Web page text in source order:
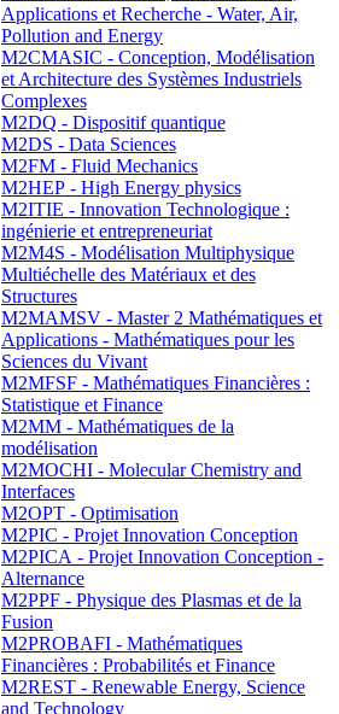
Applications et Recherche - Water, Air,
Pollution and Energy
M2CMASIC - Conception, Modélisation
et Architecture des Systèmes Industriels
Complexes
M2DQ - Dispositif quantique
M2DS - Data Sciences
M2FM - Fluid Mechanics
M2HEP - High Energy physics
M2ITIE - Innovation Technologique :
ingénierie et entrepreneuriat
M2M4S - Modélisation Multiphysique
Multiéchelle des Matériaux et des
Structures
M2MAMSV - Master 2 Mathématiques et
Applications - Mathématiques pour les
Sciences du Vivant
M2MFSF - Mathématiques Financières :
Statistique et Finance
M2MM - Mathématiques de la
modélisation
M2MOCHI - Molecular Chemistry and
Interfaces
M2OPT - Optimisation
M2PIC - Projet Innovation Conception
M2PICA - Projet Innovation Conception -
Alternance
M2PPF - Physique des Plasmas et de la
Fusion
M2PROBAFI - Mathématiques
Financières : Probabilités et Finance
M2REST - Renewable Energy, Science
and Technology